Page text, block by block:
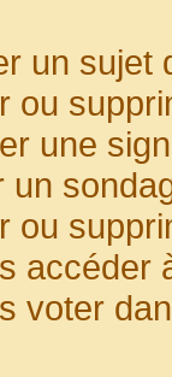
un sujet
ou
une
un
ou
accéder
voter